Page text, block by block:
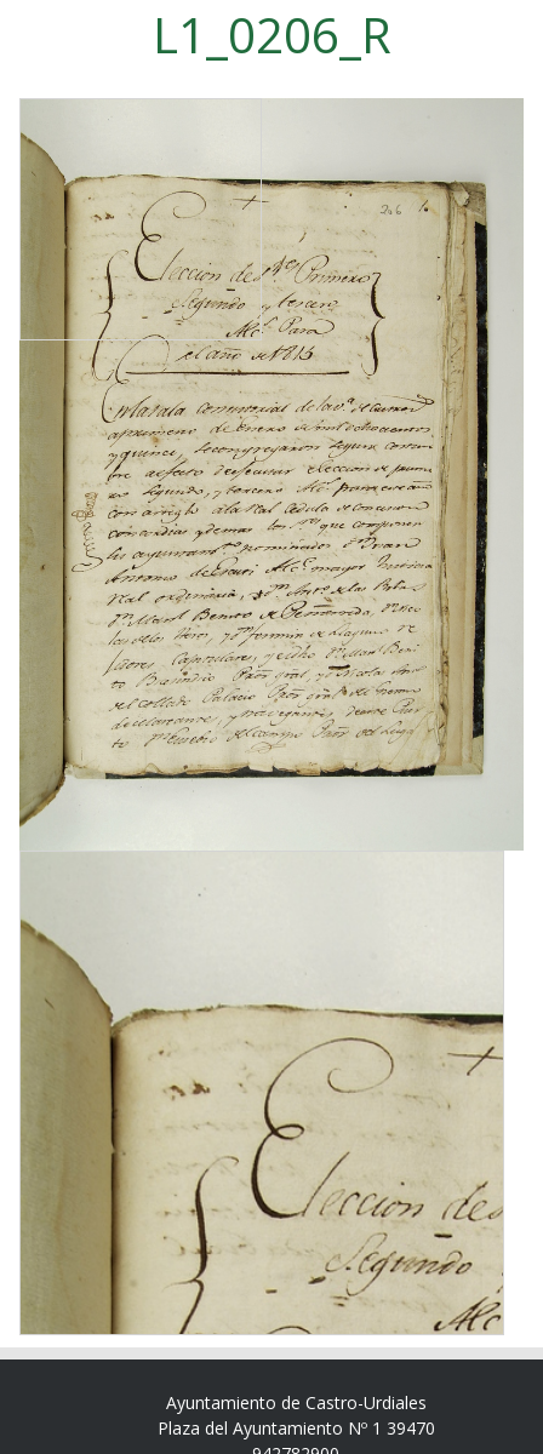
L1_0206_R
Ayuntamiento de Castro-Urdiales
Plaza del Ayuntamiento Nº 1 39470